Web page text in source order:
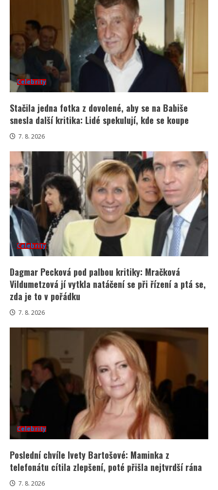
Celebrity
Stačila jedna fotka z dovolené, aby se na Babiše
snesla další kritika: Lidé spekulují, kde se koupe
7. 8. 2026
Celebrity
Dagmar Pecková pod palbou kritiky: Mračková
Vildumetzová jí vytkla natáčení se při řízení a ptá se,
zda je to v pořádku
7. 8. 2026
Celebrity
Poslední chvíle Ivety Bartošové: Maminka z
telefonátu cítila zlepšení, poté přišla nejtvrdší rána
7. 8. 2026